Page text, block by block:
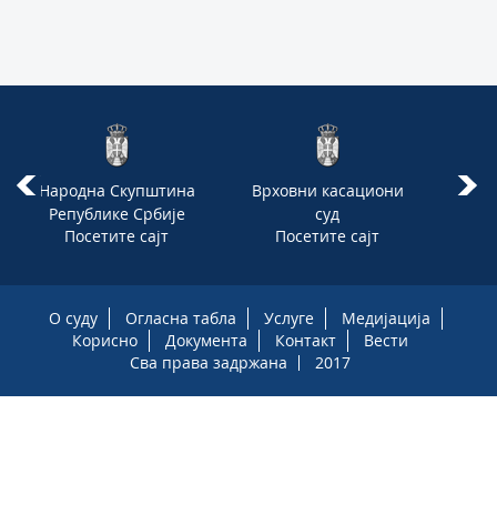
Народна Скупштина
Републике Србије
Посетите сајт
Врховни касациони
суд
Посетите сајт
О суду Огласна табла Услуге
Медијација
Корисно
Документа Контакт
Вести
Сва права задржана
2017